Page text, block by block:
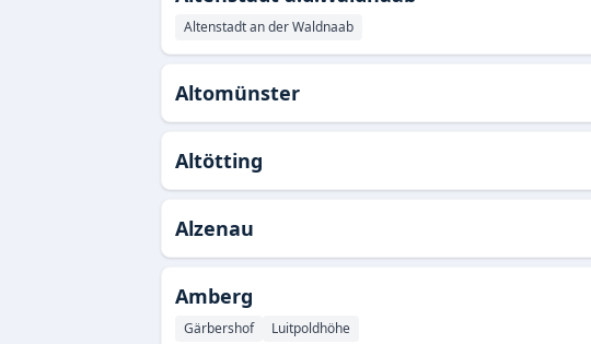
Altenstadt an der Waldnaab
Altomünster
Altötting
Alzenau
Amberg
Gärbershof Luitpoldhöhe